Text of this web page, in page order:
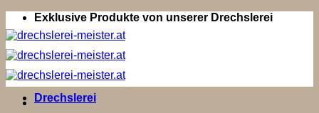
Zum
Inhalt
springen
Exklusive Produkte von unserer Drechslerei
Drechslerei